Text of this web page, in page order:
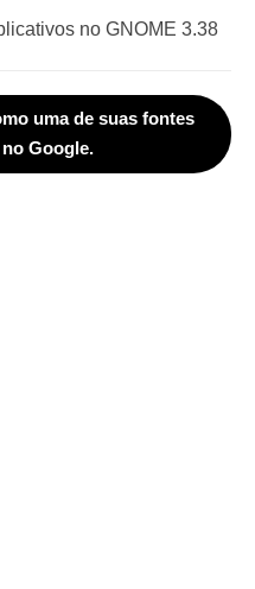
no GNOME 3.38
uma de suas fontes
Google.